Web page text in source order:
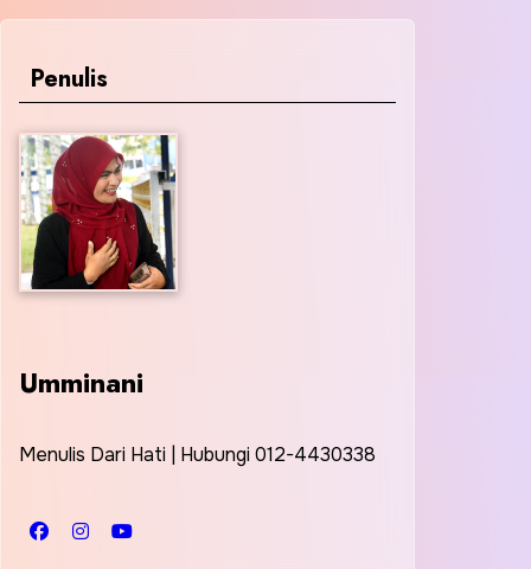
Penulis
Umminani
Menulis Dari Hati | Hubungi 012-4430338